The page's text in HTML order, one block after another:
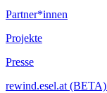
Partner*innen
Projekte
Presse
rewind.esel.at (BETA)